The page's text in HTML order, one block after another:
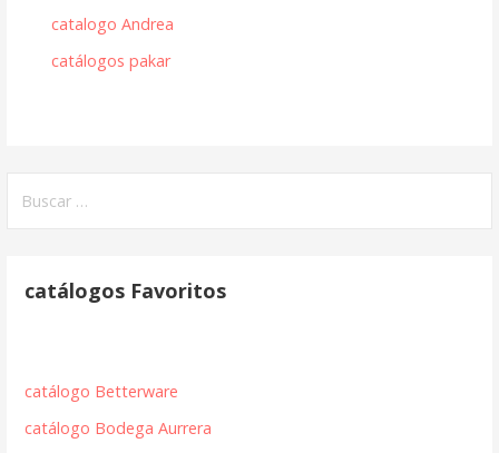
catalogo Andrea
catálogos pakar
catálogos Favoritos
catálogo Betterware
catálogo Bodega Aurrera